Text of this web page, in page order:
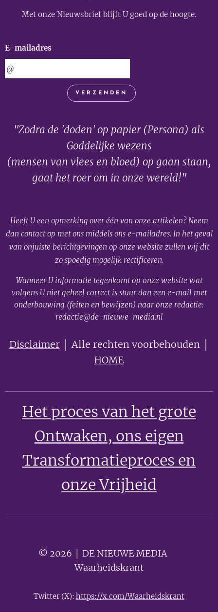
Met onze Nieuwsbrief blijft U goed op de hoogte.
E-mailadres
VERZENDEN
"Zodra de 'doden' op papier (Persona) als
Goddelijke wezens
(mensen van vlees en bloed) op gaan staan,
gaat het roer om in onze wereld!"
Heeft U een opmerking over één van onze artikelen? Neem
dan contact op met ons middels ons e-mailadres. In het geval
van onjuiste berichtgevingen op onze website zullen wij dit
zo spoedig mogelijk rectificeren.
Wanneer U informatie tegenkomt op onze website wat
volgens U niet geheel correct is stuur dan een e-mail met
onderbouwing (feiten en bewijzen) naar onze redactie:
redactie@de-nieuwe-media.nl
Disclaimer│ Alle rechten voorbehouden │
HOME
Het proces van het grote
Ontwaken, ons eigen
Transformatieproces en
onze Vrijheid
© 2026 │ DE NIEUWE MEDIA 🟣
Waarheidskrant
Twitter (X): https://x.com/Waarheidskrant